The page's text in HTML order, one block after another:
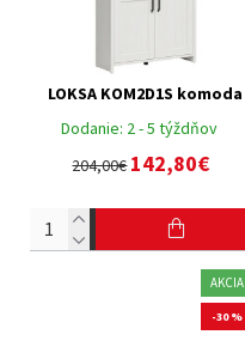
Dodanie: 2 - 5 týždňov
LOKSA KOM2D1S komoda
204,00€142,80€
AKCIA
-30 %